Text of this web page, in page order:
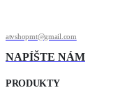
atvshopmt@gmail.com
NAPÍŠTE NÁM
PRODUKTY